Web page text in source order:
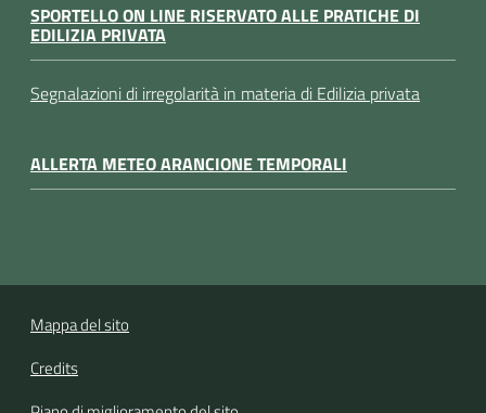
SPORTELLO ON LINE RISERVATO ALLE PRATICHE DI
EDILIZIA PRIVATA
Segnalazioni di irregolarità in materia di Edilizia privata
ALLERTA METEO ARANCIONE TEMPORALI
Mappa del sito
Credits